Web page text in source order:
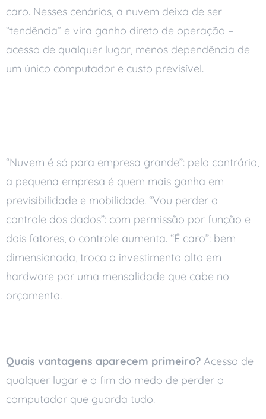
caro. Nesses cenários, a nuvem deixa de ser
“tendência” e vira ganho direto de operação –
acesso de qualquer lugar, menos dependência de
um único computador e custo previsível.
“Nuvem é só para empresa grande”: pelo contrário,
a pequena empresa é quem mais ganha em
previsibilidade e mobilidade. “Vou perder o
controle dos dados”: com permissão por função e
dois fatores, o controle aumenta. “É caro”: bem
dimensionada, troca o investimento alto em
hardware por uma mensalidade que cabe no
orçamento.
Quais vantagens aparecem primeiro? Acesso de
qualquer lugar e o fim do medo de perder o
computador que guarda tudo.